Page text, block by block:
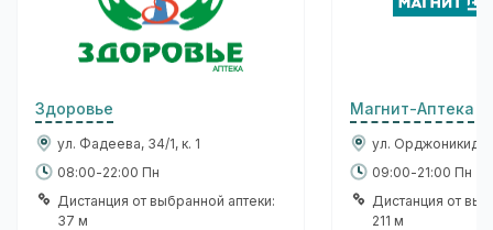
Здоровье
ул. Фадеева, 34/1, к. 1
08:00-22:00 Пн
Дистанция от выбранной аптеки:
37 м
Магнит-Аптека
ул.
09:00-21:00 Пн
Дистанция от
211 м